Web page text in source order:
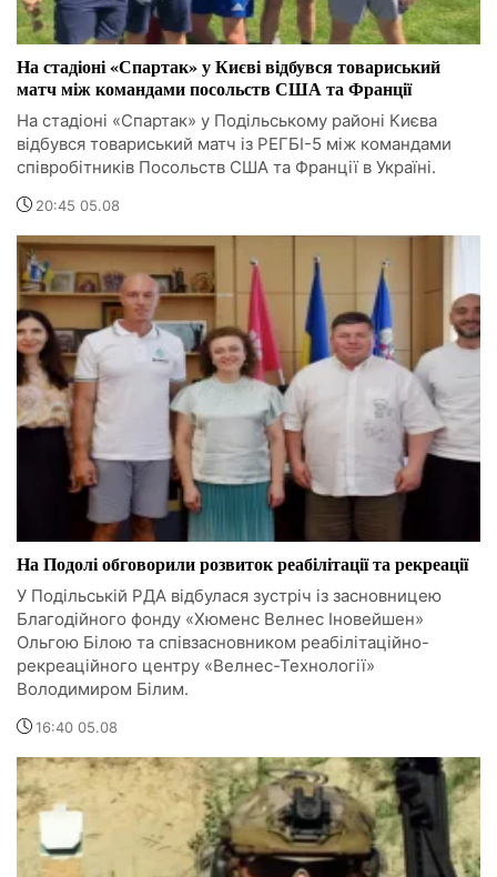
На стадіоні «Спартак» у Києві відбувся товариський
матч між командами посольств США та Франції
На стадіоні «Спартак» у Подільському районі Києва
відбувся товариський матч із РЕГБІ-5 між командами
співробітників Посольств США та Франції в Україні.
20:45 05.08
На Подолі обговорили розвиток реабілітації та рекреації
У Подільській РДА відбулася зустріч із засновницею
Благодійного фонду «Хюменс Велнес Іновейшен»
Ольгою Білою та співзасновником реабілітаційно-
рекреаційного центру «Велнес-Технології»
Володимиром Білим.
16:40 05.08